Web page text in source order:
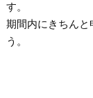
す。
期間内にきちんと
う。